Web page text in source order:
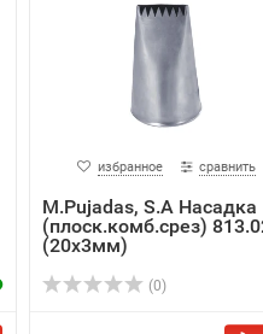
избранное сравнить
M.Pujadas, S.A Насадка
(плоск.комб.срез)
(20х3мм)
(0)